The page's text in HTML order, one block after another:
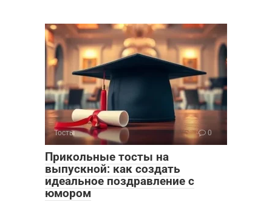
Тосты 0
Прикольные тосты на
выпускной: как создать
идеальное поздравление с
юмором